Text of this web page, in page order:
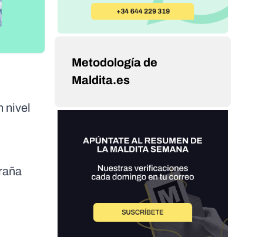
nivel
Metodología de
Maldita.es